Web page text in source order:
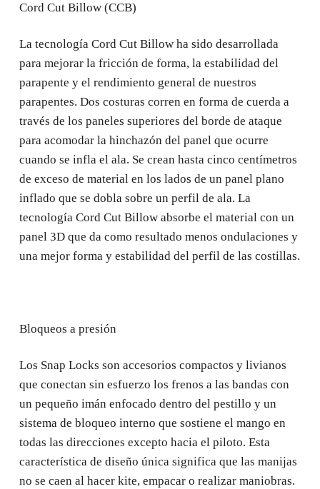
Cord Cut Billow (CCB)
La tecnología Cord Cut Billow ha sido desarrollada
para mejorar la fricción de forma, la estabilidad del
parapente y el rendimiento general de nuestros
parapentes. Dos costuras corren en forma de cuerda a
través de los paneles superiores del borde de ataque
para acomodar la hinchazón del panel que ocurre
cuando se infla el ala. Se crean hasta cinco centímetros
de exceso de material en los lados de un panel plano
inflado que se dobla sobre un perfil de ala. La
tecnología Cord Cut Billow absorbe el material con un
panel 3D que da como resultado menos ondulaciones y
una mejor forma y estabilidad del perfil de las costillas.
Bloqueos a presión
Los Snap Locks son accesorios compactos y livianos
que conectan sin esfuerzo los frenos a las bandas con
un pequeño imán enfocado dentro del pestillo y un
sistema de bloqueo interno que sostiene el mango en
todas las direcciones excepto hacia el piloto. Esta
característica de diseño única significa que las manijas
no se caen al hacer kite, empacar o realizar maniobras.